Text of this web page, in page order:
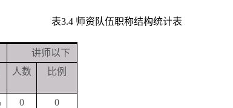
表3.4 师资队伍职称结构统计表
讲师以下
人数 比例
0 0